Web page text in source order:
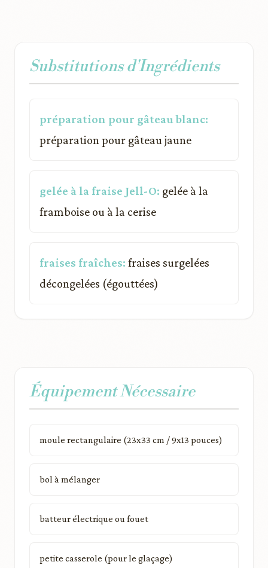
Substitutions d'Ingrédients
préparation pour gâteau blanc:
préparation pour gâteau jaune
gelée à la fraise Jell-O: gelée à la
framboise ou à la cerise
fraises fraîches: fraises surgelées
décongelées (égouttées)
Équipement Nécessaire
moule rectangulaire (23x33 cm / 9x13 pouces)
bol à mélanger
batteur électrique ou fouet
petite casserole (pour le glaçage)